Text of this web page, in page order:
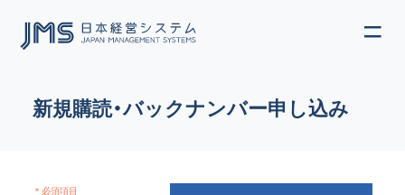
新規購読・バックナンバー申し込み
＊必須項目